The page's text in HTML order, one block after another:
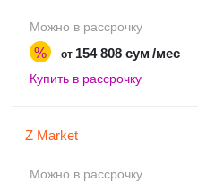
Можно в рассрочку
% от 154 808 сум /мес
Купить в рассрочку
Z Market
Можно в рассрочку